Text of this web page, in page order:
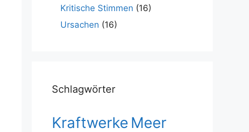
Kritische Stimmen (16)
Ursachen (16)
Schlagwörter
Kraftwerke Meer